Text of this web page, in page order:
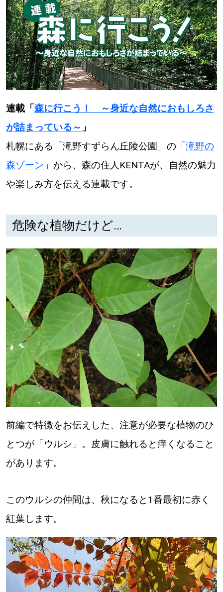
北海道で暮らす、あなたとつくる、
明日への”きっかけ”WEBマガジン
パートナーメディア Sitakkeパートナー
情報提供・お問い合わせ 利用規約
Sitakke編集部あい
【いろんな価値観や生き方に触れたい】
Sitakke編集部 IKU
【暮らしの知恵を身につけたい】
【まったり楽しみたい】 札幌市
【札幌のお気に入りを見つけたい】
【道央のお気に入りを見つけたい】
【道北のお気に入りを見つけたい】
連載「森に行こう！ ～身近な自然におもしろさ
が詰まっている～ 」
札幌にある「滝野すずらん丘陵公園」の「滝野の
森ゾーン 」から、森の住人KENTAが、自然の魅力
や楽しみ方を伝える連載です。
危険な植物だけど…
前編で特徴をお伝えした、注意が必要な植物のひ
とつが「ウルシ」。皮膚に触れると痒くなること
があります。
このウルシの仲間は、秋になると1番最初に赤く
紅葉します。